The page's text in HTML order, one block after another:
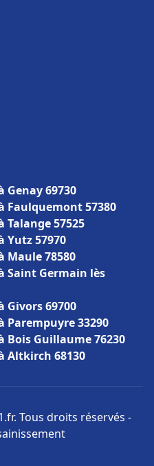
Genay 69730
Faulquemont 57380
Talange 57525
Yutz 57970
Maule 78580
Saint Germain lès
Givors 69700
Parempuyre 33290
Bois Guillaume 76230
Altkirch 68130
Tous droits réservés -